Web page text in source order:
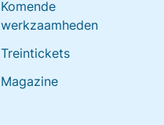
Komende
werkzaamheden
Treintickets
Magazine